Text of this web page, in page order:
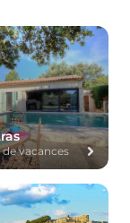
vacances